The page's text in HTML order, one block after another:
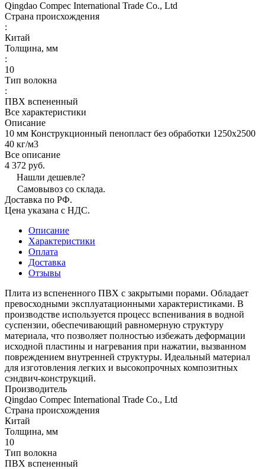
Qingdao Compec International Trade Co., Ltd
Страна происхождения
:
Китай
Толщина, мм
:
10
Тип волокна
:
ПВХ вспененный
Все характеристики
Описание
10 мм Конструкционный пенопласт без обработки 1250х2500
40 кг/м3
Все описание
4 372 руб.
Нашли дешевле?
Самовывоз со склада.
Доставка по РФ.
Цена указана с НДС.
Описание
Характеристики
Оплата
Доставка
Отзывы
Плита из вспененного ПВХ с закрытыми порами. Обладает
превосходными эксплуатационными характеристиками. В
производстве используется процесс вспенивания в водной
суспензии, обеспечивающий равномерную структуру
материала, что позволяет полностью избежать деформации
исходной пластины и нагревания при нажатии, вызванном
повреждением внутренней структуры. Идеальный материал
для изготовления легких и высокопрочных композитных
сэндвич-конструкций.
Производитель
Qingdao Compec International Trade Co., Ltd
Страна происхождения
Китай
Толщина, мм
10
Тип волокна
ПВХ вспененный